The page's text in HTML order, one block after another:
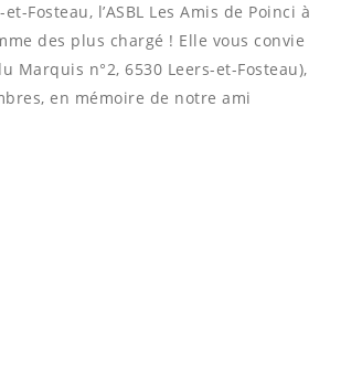
Fosteau, l’ASBL Les Amis de Poinci à
des plus chargé ! Elle vous convie
n°2, 6530 Leers-et-Fosteau),
en mémoire de notre ami